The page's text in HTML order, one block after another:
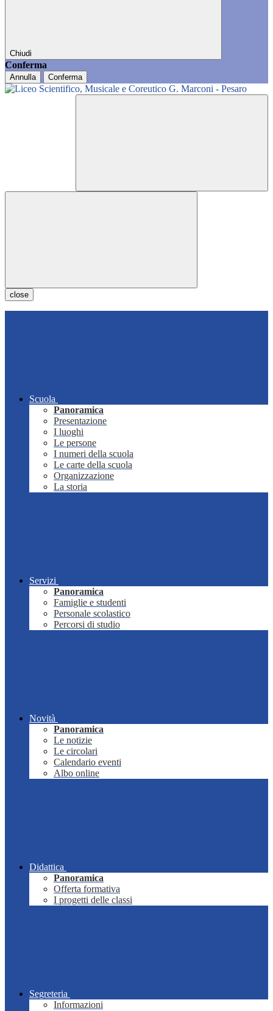
Chiudi
Conferma
Annulla Conferma
close
Scuola
Panoramica
Presentazione
I luoghi
Le persone
I numeri della scuola
Le carte della scuola
Organizzazione
La storia
Servizi
Panoramica
Famiglie e studenti
Personale scolastico
Percorsi di studio
Novità
Panoramica
Le notizie
Le circolari
Calendario eventi
Albo online
Didattica
Panoramica
Offerta formativa
I progetti delle classi
Segreteria
Informazioni